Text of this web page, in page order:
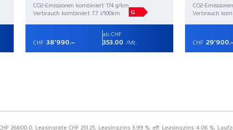
CO2-Emissionen kombiniert 174 g/km
Verbrauch kombiniert 7.7 l/100km
G
CHF 38'990.–
ab CHF
353.00 /Mt.
CO2-
Verbrauch
CHF
26600.0, Leasingrate CHF 251.25, Leasingzins 3.99 %, eff. Leasingzins 4.06 %,